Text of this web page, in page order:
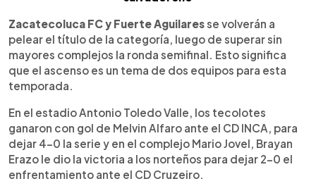
Zacatecoluca FC y Fuerte Aguilaresse volverán a
pelear el título de la categoría, luego de superar sin
mayores complejos la ronda semifinal. Esto significa
que el ascenso es un tema de dos equipos para esta
temporada.
En el estadio Antonio Toledo Valle, los tecolotes
ganaron con gol de Melvin Alfaro ante el CD INCA, para
dejar 4-0 la serie y en el complejo Mario Jovel, Brayan
Erazo le dio la victoria a los norteños para dejar 2-0 el
enfrentamiento ante el CD Cruzeiro.